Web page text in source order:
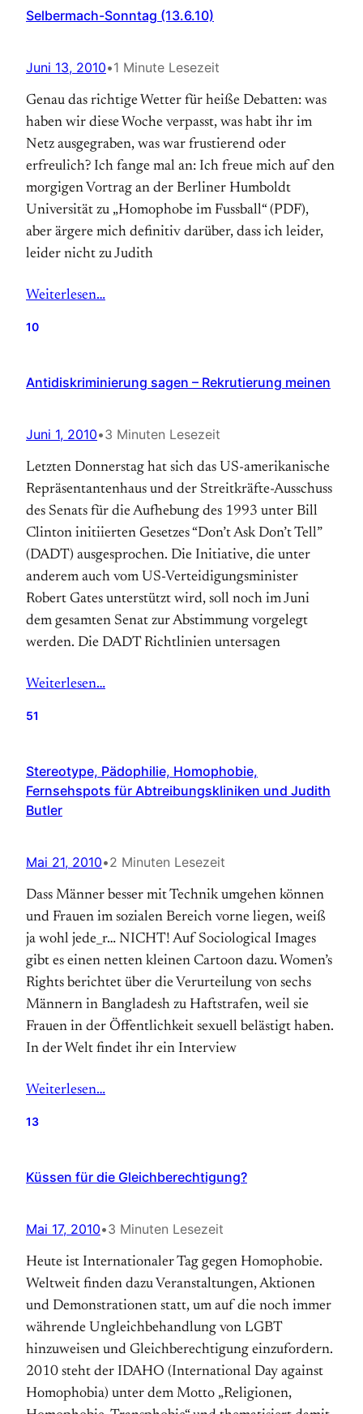
Selbermach-Sonntag (13.6.10)
Juni 13, 2010•1 Minute Lesezeit
Genau das richtige Wetter für heiße Debatten: was
haben wir diese Woche verpasst, was habt ihr im
Netz ausgegraben, was war frustierend oder
erfreulich? Ich fange mal an: Ich freue mich auf den
morgigen Vortrag an der Berliner Humboldt
Universität zu „Homophobe im Fussball“ (PDF),
aber ärgere mich definitiv darüber, dass ich leider,
leider nicht zu Judith
Weiterlesen…
10
Antidiskriminierung sagen – Rekrutierung meinen
Juni 1, 2010•3 Minuten Lesezeit
Letzten Donnerstag hat sich das US-amerikanische
Repräsentantenhaus und der Streitkräfte-Ausschuss
des Senats für die Aufhebung des 1993 unter Bill
Clinton initiierten Gesetzes “Don’t Ask Don’t Tell”
(DADT) ausgesprochen. Die Initiative, die unter
anderem auch vom US-Verteidigungsminister
Robert Gates unterstützt wird, soll noch im Juni
dem gesamten Senat zur Abstimmung vorgelegt
werden. Die DADT Richtlinien untersagen
Weiterlesen…
51
Stereotype, Pädophilie, Homophobie,
Fernsehspots für Abtreibungskliniken und Judith
Butler
Mai 21, 2010•2 Minuten Lesezeit
Dass Männer besser mit Technik umgehen können
und Frauen im sozialen Bereich vorne liegen, weiß
ja wohl jede_r… NICHT! Auf Sociological Images
gibt es einen netten kleinen Cartoon dazu. Women’s
Rights berichtet über die Verurteilung von sechs
Männern in Bangladesh zu Haftstrafen, weil sie
Frauen in der Öffentlichkeit sexuell belästigt haben.
In der Welt findet ihr ein Interview
Weiterlesen…
13
Küssen für die Gleichberechtigung?
Mai 17, 2010•3 Minuten Lesezeit
Heute ist Internationaler Tag gegen Homophobie.
Weltweit finden dazu Veranstaltungen, Aktionen
und Demonstrationen statt, um auf die noch immer
währende Ungleichbehandlung von LGBT
hinzuweisen und Gleichberechtigung einzufordern.
2010 steht der IDAHO (International Day against
Homophobia) unter dem Motto „Religionen,